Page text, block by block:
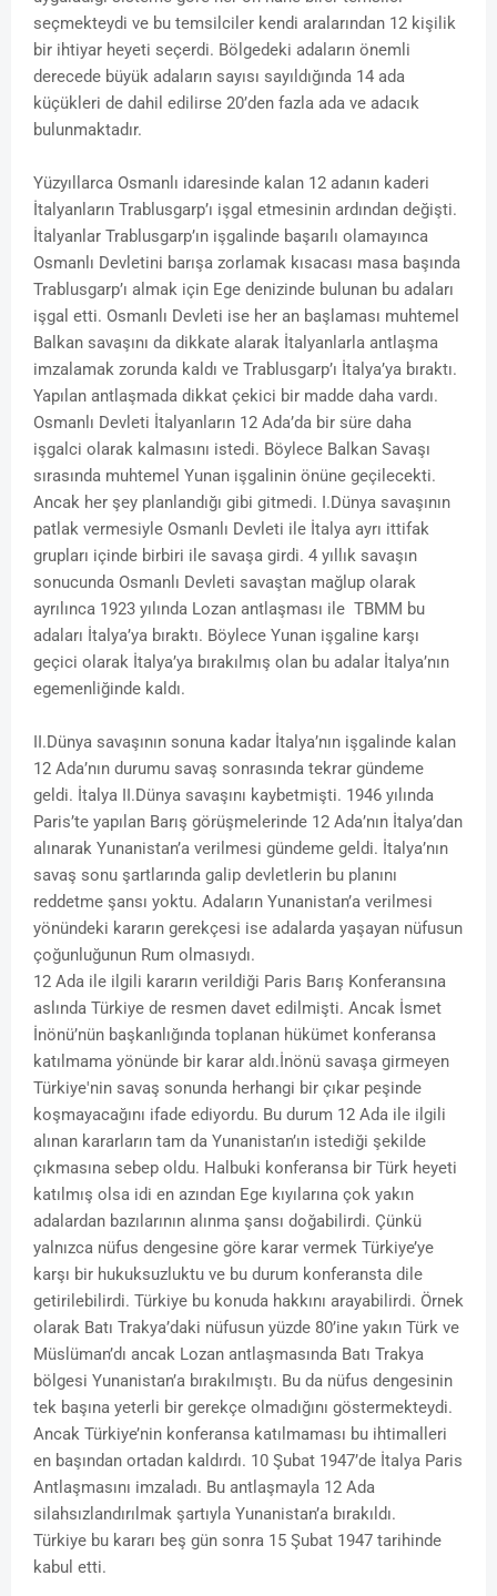
seçmekteydi ve bu temsilciler kendi aralarından 12 kişilik
bir ihtiyar heyeti seçerdi. Bölgedeki adaların önemli
derecede büyük adaların sayısı sayıldığında 14 ada
küçükleri de dahil edilirse 20’den fazla ada ve adacık
bulunmaktadır.
Yüzyıllarca Osmanlı idaresinde kalan 12 adanın kaderi
İtalyanların Trablusgarp’ı işgal etmesinin ardından değişti.
İtalyanlar Trablusgarp’ın işgalinde başarılı olamayınca
Osmanlı Devletini barışa zorlamak kısacası masa başında
Trablusgarp’ı almak için Ege denizinde bulunan bu adaları
işgal etti. Osmanlı Devleti ise her an başlaması muhtemel
Balkan savaşını da dikkate alarak İtalyanlarla antlaşma
imzalamak zorunda kaldı ve Trablusgarp’ı İtalya’ya bıraktı.
Yapılan antlaşmada dikkat çekici bir madde daha vardı.
Osmanlı Devleti İtalyanların 12 Ada’da bir süre daha
işgalci olarak kalmasını istedi. Böylece Balkan Savaşı
sırasında muhtemel Yunan işgalinin önüne geçilecekti.
Ancak her şey planlandığı gibi gitmedi. I.Dünya savaşının
patlak vermesiyle Osmanlı Devleti ile İtalya ayrı ittifak
grupları içinde birbiri ile savaşa girdi. 4 yıllık savaşın
sonucunda Osmanlı Devleti savaştan mağlup olarak
ayrılınca 1923 yılında Lozan antlaşması ile TBMM bu
adaları İtalya’ya bıraktı. Böylece Yunan işgaline karşı
geçici olarak İtalya’ya bırakılmış olan bu adalar İtalya’nın
egemenliğinde kaldı.
II.Dünya savaşının sonuna kadar İtalya’nın işgalinde kalan
12 Ada’nın durumu savaş sonrasında tekrar gündeme
geldi. İtalya II.Dünya savaşını kaybetmişti. 1946 yılında
Paris’te yapılan Barış görüşmelerinde 12 Ada’nın İtalya’dan
alınarak Yunanistan’a verilmesi gündeme geldi. İtalya’nın
savaş sonu şartlarında galip devletlerin bu planını
reddetme şansı yoktu. Adaların Yunanistan’a verilmesi
yönündeki kararın gerekçesi ise adalarda yaşayan nüfusun
çoğunluğunun Rum olmasıydı.
12 Ada ile ilgili kararın verildiği Paris Barış Konferansına
aslında Türkiye de resmen davet edilmişti. Ancak İsmet
İnönü’nün başkanlığında toplanan hükümet konferansa
katılmama yönünde bir karar aldı.İnönü savaşa girmeyen
Türkiye'nin savaş sonunda herhangi bir çıkar peşinde
koşmayacağını ifade ediyordu. Bu durum 12 Ada ile ilgili
alınan kararların tam da Yunanistan’ın istediği şekilde
çıkmasına sebep oldu. Halbuki konferansa bir Türk heyeti
katılmış olsa idi en azından Ege kıyılarına çok yakın
adalardan bazılarının alınma şansı doğabilirdi. Çünkü
yalnızca nüfus dengesine göre karar vermek Türkiye’ye
karşı bir hukuksuzluktu ve bu durum konferansta dile
getirilebilirdi. Türkiye bu konuda hakkını arayabilirdi. Örnek
olarak Batı Trakya’daki nüfusun yüzde 80’ine yakın Türk ve
Müslüman’dı ancak Lozan antlaşmasında Batı Trakya
bölgesi Yunanistan’a bırakılmıştı. Bu da nüfus dengesinin
tek başına yeterli bir gerekçe olmadığını göstermekteydi.
Ancak Türkiye’nin konferansa katılmaması bu ihtimalleri
en başından ortadan kaldırdı. 10 Şubat 1947’de İtalya Paris
Antlaşmasını imzaladı. Bu antlaşmayla 12 Ada
silahsızlandırılmak şartıyla Yunanistan’a bırakıldı.
Türkiye bu kararı beş gün sonra 15 Şubat 1947 tarihinde
kabul etti.